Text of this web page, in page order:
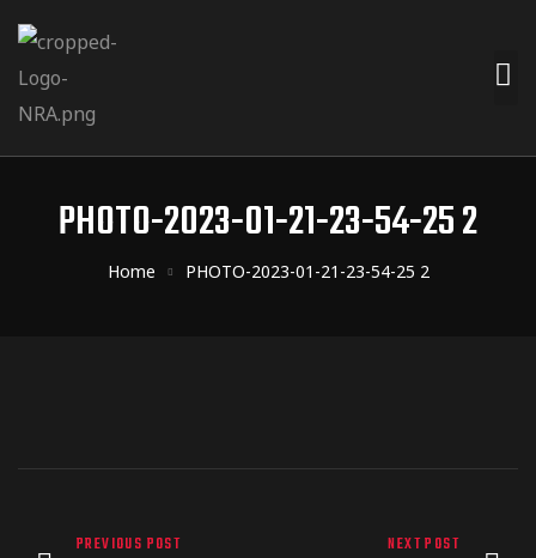
PHOTO-2023-01-21-23-54-25 2
Home PHOTO-2023-01-21-23-54-25 2
PREVIOUS POST NEXT POST